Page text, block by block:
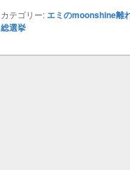
カテゴリー: エミのmoonshine離
総選挙